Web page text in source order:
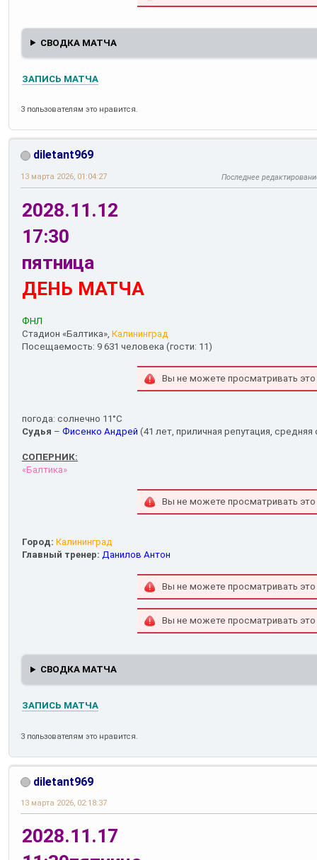
СВОДКА МАТЧА
ЗАПИСЬ МАТЧА
3 пользователям это нравится.
diletant969
13 марта 2026, 01:04:27 Последнее
2028.11.12
17:30
пятница
ДЕНЬ МАТЧА
ФНЛ
Стадион «Балтика», Калининград
Посещаемость: 9 631 человека (гости: 11)
Вы не можете просматривать
погода: солнечно 11°С
Судья – Фисенко Андрей (41 лет, приличная репутация, средняя
СОПЕРНИК:
«Балтика»
Вы не можете просматривать
Город: Калининград
Главный тренер: Данилов Антон
Вы не можете просматривать
Вы не можете просматривать
СВОДКА МАТЧА
ЗАПИСЬ МАТЧА
3 пользователям это нравится.
diletant969
13 марта 2026, 02:18:37
2028.11.17